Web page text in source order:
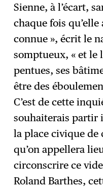
Sienne, à l’écart,
chaque fois
connue », écrit le
somptueux, « et le
pentues, ses
être des
C’est de cette
souhaiterais partir
la place civique de
qu’on appellera
circonscrire ce
Roland Barthes,